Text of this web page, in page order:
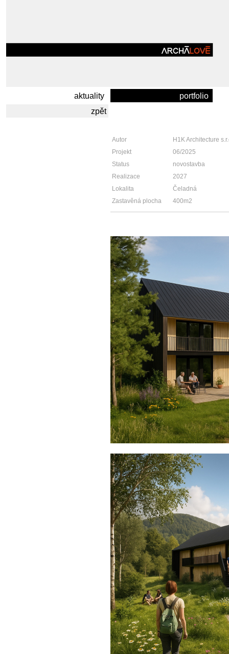
aktuality
portfolio
zpět
Autor
H1K Architecture
Projekt
06/2025
Status
novostavba
Realizace
2027
Lokalita
Čeladná
Zastavěná plocha
400m2